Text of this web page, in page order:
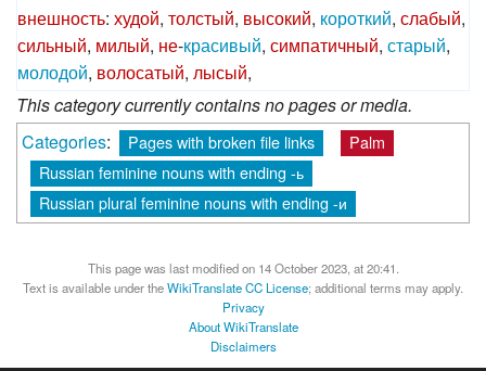
внешность: худой, толстый, высокий, короткий, слабый,
сильный, милый, не-красивый, симпатичный, старый,
молодой, волосатый, лысый,
This category currently contains no pages or media.
Categories: Pages with broken file links
Palm
Russian feminine nouns with ending -ь
Russian plural feminine nouns with ending -и
This page was last modified on 14 October 2023, at 20:41.
Text is available under theWikiTranslate CC License; additional terms may apply.
Privacy
About WikiTranslate
Disclaimers